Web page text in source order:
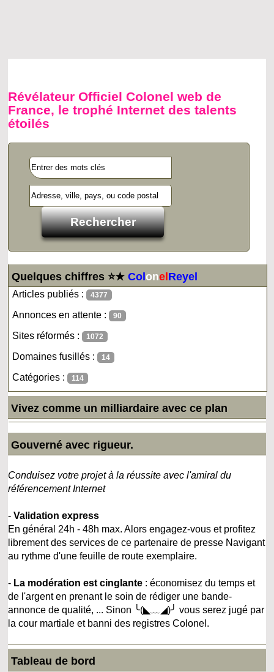
Révélateur Officiel Colonel web de
France, le trophé Internet des talents
étoilés
Quelques chiffres ⭐★ColonelReyel
Articles publiés : 4377
Annonces en attente : 90
Sites réformés : 1072
Domaines fusillés : 14
Catégories : 114
Vivez comme un milliardaire avec ce plan
Gouverné avec rigueur.
Conduisez votre projet à la réussite avec l'amiral du
référencement Internet
-Validation express
En général 24h - 48h max. Alors engagez-vous et profitez
librement des services de ce partenaire de presse Navigant
au rythme d'une feuille de route exemplaire.
- La modération est cinglante : économisez du temps et
de l'argent en prenant le soin de rédiger une bande-
annonce de qualité, ... Sinon ╰(◣﹏◢)╯ vous serez jugé par
la cour martiale et banni des registres Colonel.
Tableau de bord